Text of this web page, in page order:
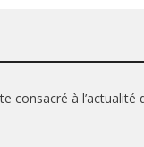
consacré à l’actualité